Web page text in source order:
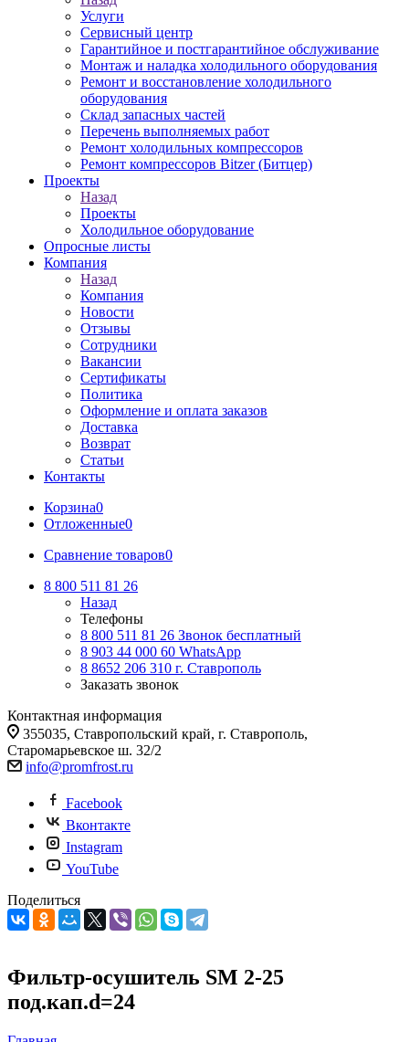
Услуги
Сервисный центр
Гарантийное и постгарантийное обслуживание
Монтаж и наладка холодильного оборудования
Ремонт и восстановление холодильного
оборудования
Склад запасных частей
Перечень выполняемых работ
Ремонт холодильных компрессоров
Ремонт компрессоров Bitzer (Битцер)
Проекты
Назад
Проекты
Холодильное оборудование
Опросные листы
Компания
Назад
Компания
Новости
Отзывы
Сотрудники
Вакансии
Сертификаты
Политика
Оформление и оплата заказов
Доставка
Возврат
Статьи
Контакты
Корзина0
Отложенные0
Сравнение товаров0
8 800 511 81 26
Назад
Телефоны
8 800 511 81 26 Звонок бесплатный
8 903 44 000 60 WhatsАpp
8 8652 206 310 г. Ставрополь
Заказать звонок
Контактная информация
355035, Ставропольский край, г. Ставрополь,
Старомарьевское ш. 32/2
info@promfrost.ru
Facebook
Вконтакте
Instagram
YouTube
Поделиться
Фильтр-осушитель SM 2-25
под.кап.d=24